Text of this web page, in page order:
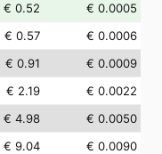
€ 0.52
€ 0.0005
€ 0.57
€ 0.0006
€ 0.91
€ 0.0009
€ 2.19
€ 0.0022
€ 4.98
€ 0.0050
€ 9.04
€ 0.0090